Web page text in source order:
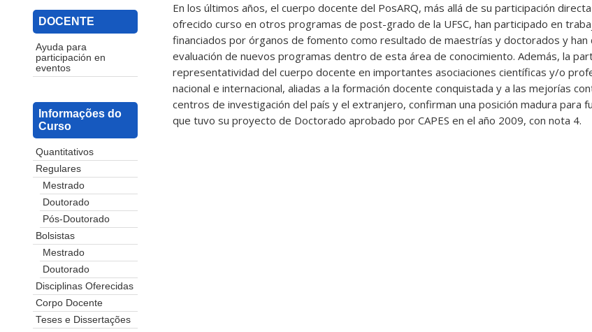
DOCENTE
Ayuda para
participación en
eventos
Informações do
Curso
Quantitativos
Regulares
Mestrado
Doutorado
Pós-Doutorado
Bolsistas
Mestrado
Doutorado
Disciplinas Oferecidas
Corpo Docente
Teses e Dissertações
En los últimos años, el cuerpo docente del PosARQ, más allá de su participación
ofrecido curso en otros programas de post-grado de la UFSC, han participado en
financiados por órganos de fomento como resultado de maestrías y doctorados y han
evaluación de nuevos programas dentro de esta área de conocimiento. Además, la
representatividad del cuerpo docente en importantes asociaciones científicas y/o
nacional e internacional, aliadas a la formación docente conquistada y a las mejorías
centros de investigación del país y el extranjero, confirman una posición madura para
que tuvo su proyecto de Doctorado aprobado por CAPES en el año 2009, con nota 4.